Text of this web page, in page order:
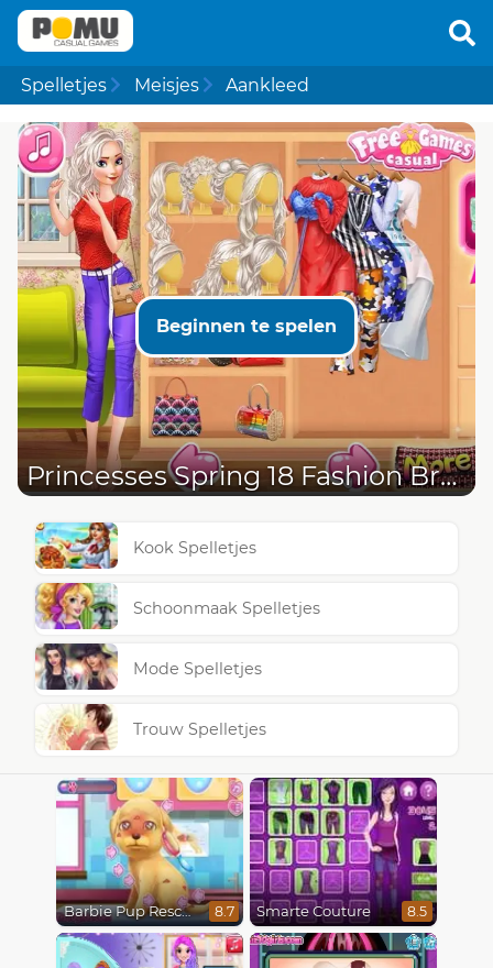
Spelletjes Meisjes Aankleed
Beginnen te spelen
Princesses Spring 18 Fashion Brands
Kook Spelletjes
Schoonmaak Spelletjes
Mode Spelletjes
Trouw Spelletjes
Barbie Pup Rescue 8.7 Smarte Couture 8.5